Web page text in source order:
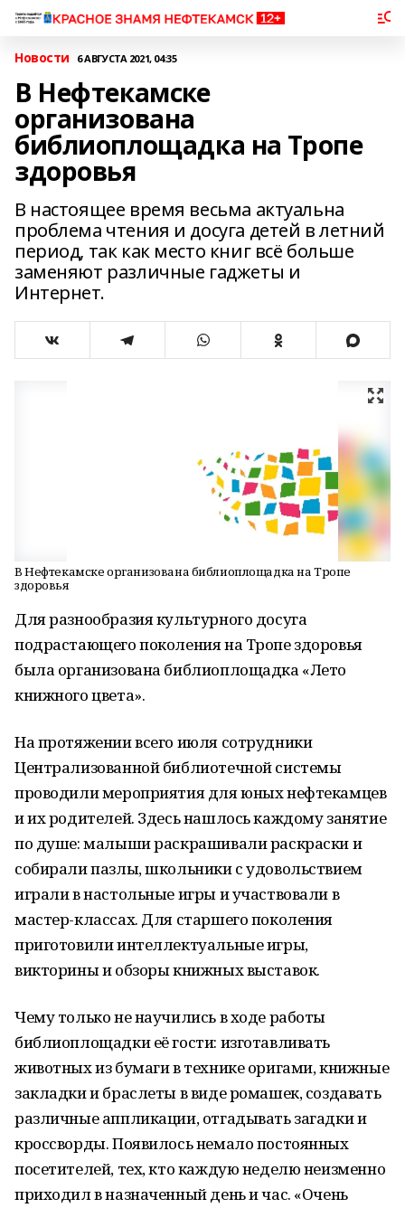
Новости 6 АВГУСТА 2021, 04:35
В Нефтекамске
организована
библиоплощадка на Тропе
здоровья
В настоящее время весьма актуальна
проблема чтения и досуга детей в летний
период, так как место книг всё больше
заменяют различные гаджеты и
Интернет.
В Нефтекамске организована библиоплощадка на Тропе
здоровья
Для разнообразия культурного досуга
подрастающего поколения на Тропе здоровья
была организована библиоплощадка «Лето
книжного цвета».
На протяжении всего июля сотрудники
Централизованной библиотечной системы
проводили мероприятия для юных нефтекамцев
и их родителей. Здесь нашлось каждому занятие
по душе: малыши раскрашивали раскраски и
собирали пазлы, школьники с удовольствием
играли в настольные игры и участвовали в
мастер-классах. Для старшего поколения
приготовили интеллектуальные игры,
викторины и обзоры книжных выставок.
Чему только не научились в ходе работы
библиоплощадки её гости: изготавливать
животных из бумаги в технике оригами, книжные
закладки и браслеты в виде ромашек, создавать
различные аппликации, отгадывать загадки и
кроссворды. Появилось немало постоянных
посетителей, тех, кто каждую неделю неизменно
приходил в назначенный день и час. «Очень